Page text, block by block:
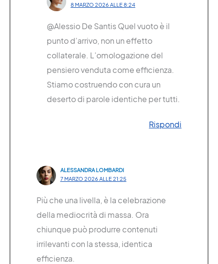
8 MARZO 2026 ALLE 8:24
@Alessio De Santis Quel vuoto è il
punto d’arrivo, non un effetto
collaterale. L’omologazione del
pensiero venduta come efficienza.
Stiamo costruendo con cura un
deserto di parole identiche per tutti.
Rispondi
ALESSANDRA LOMBARDI
7 MARZO 2026 ALLE 21:25
Più che una livella, è la celebrazione
della mediocrità di massa. Ora
chiunque può produrre contenuti
irrilevanti con la stessa, identica
efficienza.